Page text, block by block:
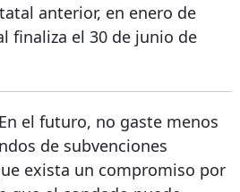
anterior, en enero de
finaliza el 30 de junio de
En el futuro, no gaste menos
de subvenciones
exista un compromiso por